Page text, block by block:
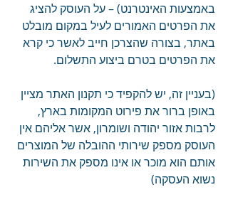
באמצעות האינטרנט) – על העוסק להציג
את הפרטים האמורים לעיל במקום מובלט
באתר, בצורה שהצרכן חייב לאשר כי קרא
את הפרטים בטרם ביצוע התשלום.
(בעניין זה, יש להקפיד כי תקנון האתר מציין
באופן ברור את פירוט המקומות בארץ,
לרבות אזור יהודה ושומרון, אשר אליהם אין
העוסק מספק שירותי ההובלה של המוצרים
אותם הוא מוכר או אינו מספק את השירות
נשוא העסקה)